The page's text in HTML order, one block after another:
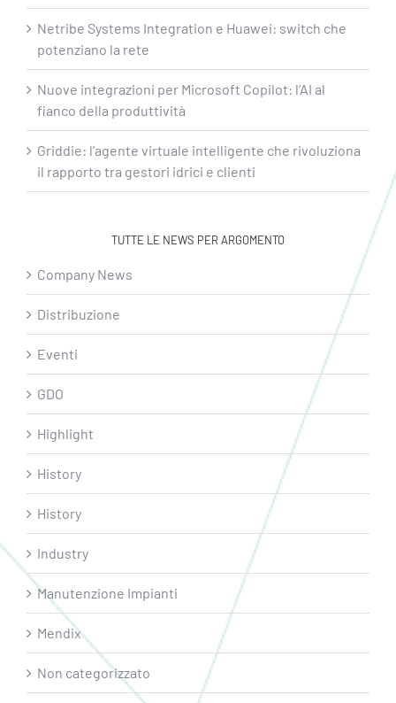
Netribe Systems Integration e Huawei: switch che
potenziano la rete
Nuove integrazioni per Microsoft Copilot: l’AI al
fianco della produttività
Griddie: l’agente virtuale intelligente che rivoluziona
il rapporto tra gestori idrici e clienti
TUTTE LE NEWS PER ARGOMENTO
Company News
Distribuzione
Eventi
GDO
Highlight
History
History
Industry
Manutenzione Impianti
Mendix
Non categorizzato